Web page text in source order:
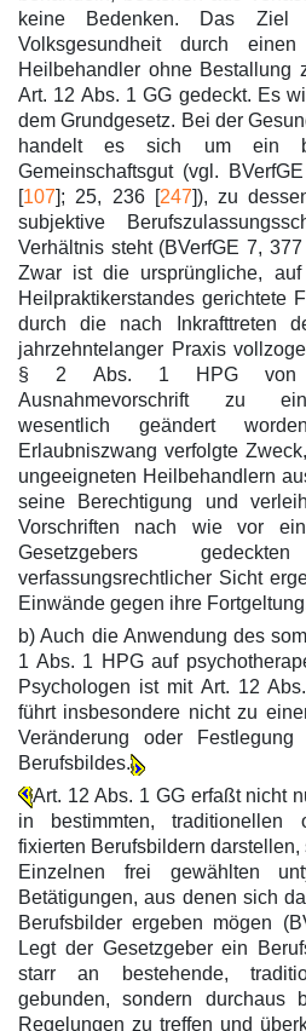
keine Bedenken. Das Ziel
Volksgesundheit durch
Heilbehandler ohne Bestallung
Art. 12 Abs. 1 GG gedeckt. Es
dem Grundgesetz. Bei der
handelt es sich um ein
Gemeinschaftsgut (vgl.
[107]; 25, 236 [247]), zu
subjektive
Verhältnis steht (BVerfGE 7, 377
Zwar ist die ursprüngliche,
Heilpraktikerstandes gerichtete
durch die nach Inkrafttreten
jahrzehntelanger Praxis
§ 2 Abs. 1 HPG von
Ausnahmevorschrift zu
wesentlich geändert
Erlaubniszwang verfolgte
ungeeigneten Heilbehandlern
seine Berechtigung und
Vorschriften nach wie vor
Gesetzgebers
verfassungsrechtlicher Sicht
Einwände gegen ihre
b) Auch die Anwendung des
1 Abs. 1 HPG auf
Psychologen ist mit Art. 12
führt insbesondere nicht zu
Veränderung oder Festlegung
Berufsbildes.
Art. 12 Abs. 1 GG erfaßt nicht
in bestimmten, traditionellen
fixierten Berufsbildern
Einzelnen frei gewählten
Betätigungen, aus denen sich
Berufsbilder ergeben mögen
Legt der Gesetzgeber ein
starr an bestehende,
gebunden, sondern durchaus
Regelungen zu treffen und